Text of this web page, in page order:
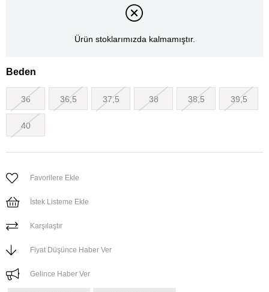
Ürün stoklarımızda kalmamıştır.
Beden
36 36,5 37,5 38 38,5 39,5
40
Favorilere Ekle
İstek Listeme Ekle
Karşılaştır
Fiyat Düşünce Haber Ver
Gelince Haber Ver